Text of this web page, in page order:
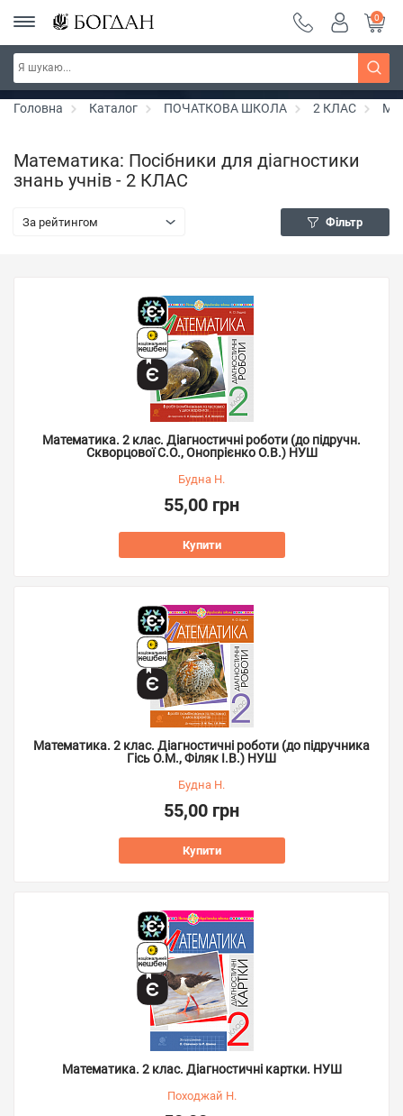
РОЗПРОДАЖ ~ 150 грн ~ 200 грн ~ 250 грн ~
300 грн ~ РОЗПРОДАЖ
Дізнатись більше
0
Головна Каталог ПОЧАТКОВА ШКОЛА 2 КЛАС
Математика: Посібники для діагностики
знань учнів - 2 КЛАС
За рейтингом Фільтр
Математика. 2 клас. Діагностичні роботи (до підручн.
Скворцової С.О., Онопрієнко О.В.) НУШ
Будна Н.
55,00 грн
Купити
Математика. 2 клас. Діагностичні роботи (до підручника
Гісь О.М., Філяк І.В.) НУШ
Будна Н.
55,00 грн
Купити
Математика. 2 клас. Діагностичні картки. НУШ
Походжай Н.